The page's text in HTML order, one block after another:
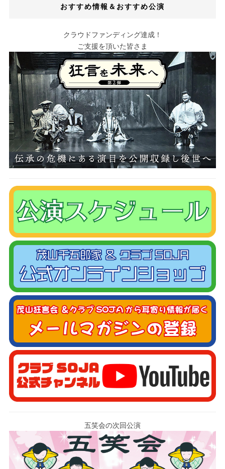
おすすめ情報＆おすすめ公演
クラウドファンディング達成！
ご支援を頂いた皆さま
五笑会の次回公演